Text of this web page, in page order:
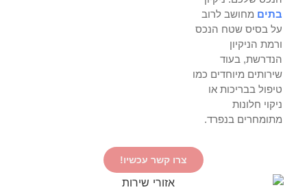
בתים מחושב לרוב
על בסיס שטח הנכס
ורמת הניקיון
הנדרשת, בעוד
שירותים מיוחדים כמו
טיפול בבריכות או
ניקוי חלונות
מתומחרים בנפרד.
צרו קשר עכשיו!